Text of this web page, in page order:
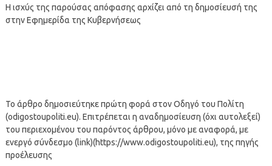
Η ισχύς της παρούσας απόφασης αρχίζει από τη δημοσίευσή της
στην Εφημερίδα της Κυβερνήσεως
Το άρθρο δημοσιεύτηκε πρώτη φορά στον Οδηγό του Πολίτη
(odigostoupoliti.eu). Επιτρέπεται η αναδημοσίευση (όχι αυτολεξεί)
του περιεχομένου του παρόντος άρθρου, μόνο με αναφορά, με
ενεργό σύνδεσμο (link)(https://www.odigostoupoliti.eu), της πηγής
προέλευσης